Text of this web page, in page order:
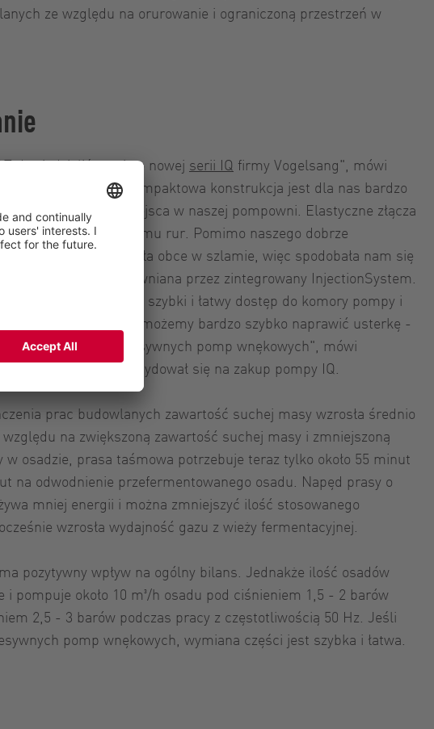
ze względu na orurowanie i ograniczoną przestrzeń w
dowiedzieliśmy się o nowej serii IQ firmy Vogelsang", mówi
Sternkiker. "Kompaktowa konstrukcja jest dla nas bardzo
pod uwagę brak miejsca w naszej pompowni. Elastyczne złącza
pompy do systemu rur. Pomimo naszego dobrze
stale znajdujemy ciała obce w szlamie, więc spodobała nam się
na ciała obce zapewniana przez zintegrowany InjectionSystem.
bryła zatka pompę, szybki i łatwy dostęp do komory pompy i
oznacza, że możemy bardzo szybko naprawić usterkę -
do naszych progresywnych pomp wnękowych", mówi
dlaczego zdecydował się na zakup pompy IQ.
prac budowlanych zawartość suchej masy wzrosła średnio
względu na zwiększoną zawartość suchej masy i zmniejszoną
w osadzie, prasa taśmowa potrzebuje teraz tylko około 55 minut
na odwodnienie przefermentowanego osadu. Napęd prasy o
mniej energii i można zmniejszyć ilość stosowanego
wzrosła wydajność gazu z wieży fermentacyjnej.
pozytywny wpływ na ogólny bilans. Jednakże ilość osadów
i pompuje około 10 m³/h osadu pod ciśnieniem 1,5 - 2 barów
2,5 - 3 barów podczas pracy z częstotliwością 50 Hz. Jeśli
pomp wnękowych, wymiana części jest szybka i łatwa.